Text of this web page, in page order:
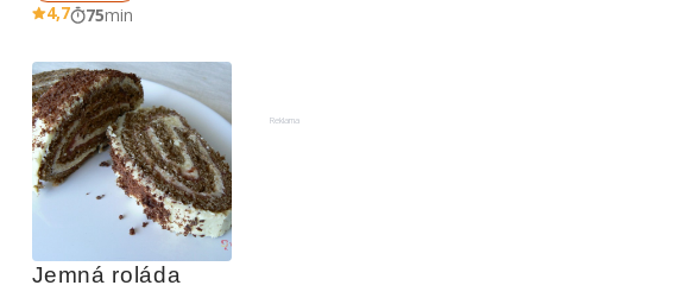
4,7 75min
Jemná roláda
Reklama